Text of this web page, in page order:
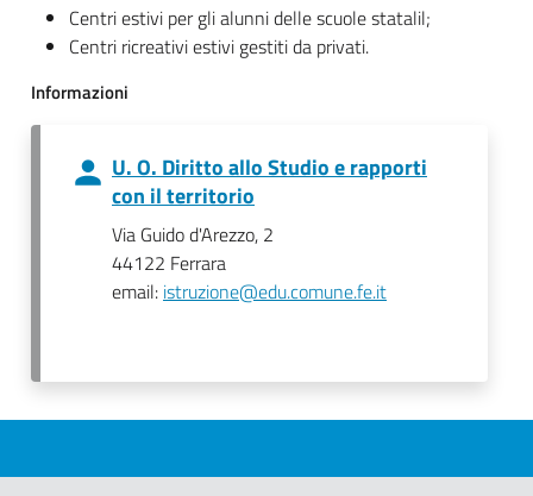
Centri estivi per gli alunni delle scuole statalil;
Centri ricreativi estivi gestiti da privati.
Informazioni
U. O. Diritto allo Studio e rapporti
con il territorio
Via Guido d'Arezzo, 2
44122 Ferrara
email: istruzione@edu.comune.fe.it